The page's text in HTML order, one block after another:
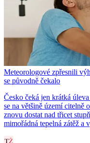
Meteorologové zpřesnili
se původně čekalo
Česko čeká jen krátká
se na většině území citelně
znovu dostat nad třicet
mimořádná tepelná zátěž a